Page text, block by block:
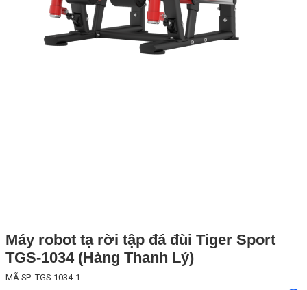
Máy robot tạ rời tập đá đùi Tiger Sport
TGS-1034 (Hàng Thanh Lý)
MÃ SP: TGS-1034-1